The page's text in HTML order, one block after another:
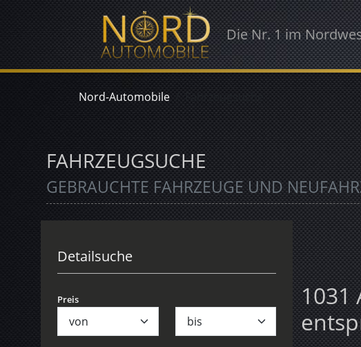
Die Nr. 1 im
Nord-Automobile Fahrzeugsuche
FAHRZEUGSUCHE
GEBRAUCHTE FAHRZEUGE UND
Detailsuche
Preis
1031